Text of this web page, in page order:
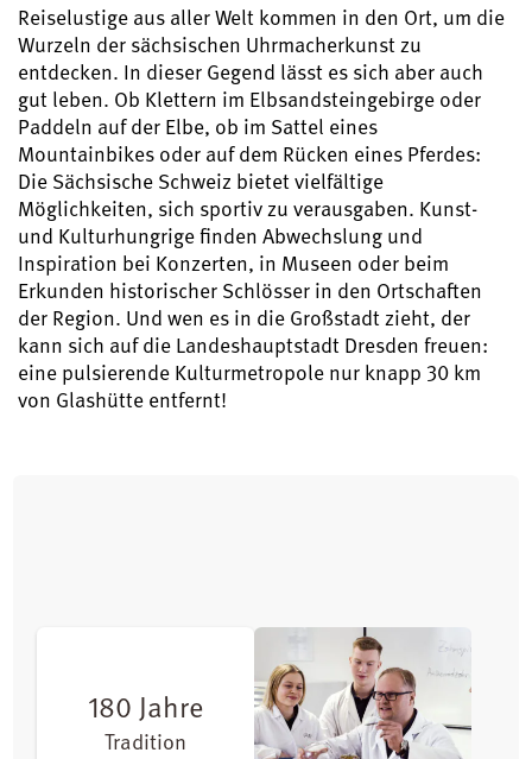
Reiselustige aus aller Welt kommen in den Ort, um die
Wurzeln der sächsischen Uhrmacherkunst zu
entdecken. In dieser Gegend lässt es sich aber auch
gut leben. Ob Klettern im Elbsandsteingebirge oder
Paddeln auf der Elbe, ob im Sattel eines
Mountainbikes oder auf dem Rücken eines Pferdes:
Die Sächsische Schweiz bietet vielfältige
Möglichkeiten, sich sportiv zu verausgaben. Kunst-
und Kulturhungrige finden Abwechslung und
Inspiration bei Konzerten, in Museen oder beim
Erkunden historischer Schlösser in den Ortschaften
der Region. Und wen es in die Großstadt zieht, der
kann sich auf die Landeshauptstadt Dresden freuen:
eine pulsierende Kulturmetropole nur knapp 30 km
von Glashütte entfernt!
180 Jahre
Tradition